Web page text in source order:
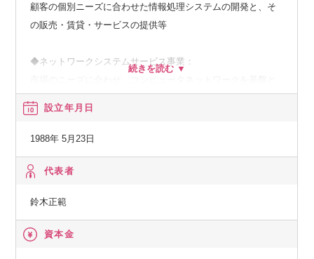
顧客の個別ニーズに合わせた情報処理システムの開発と、そ
の販売・賃貸・サービスの提供等
◆ネットワークシステムサービス事業：
◆その他の事業：
ムの在り方に係わる企画・提案、保守・ファシリティマネジ
設立年月日
1988年 5月23日
代表者
鈴木正範
資本金